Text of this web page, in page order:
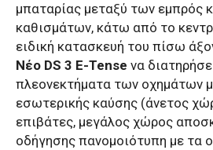
μπαταρίας μεταξύ των εμπρός
καθισμάτων, κάτω από το
ειδική κατασκευή του πίσω
Νέο DS 3 E-Tense να
πλεονεκτήματα των οχημάτων
εσωτερικής καύσης (άνετος
επιβάτες, μεγάλος χώρος
οδήγησης πανομοιότυπη με τα